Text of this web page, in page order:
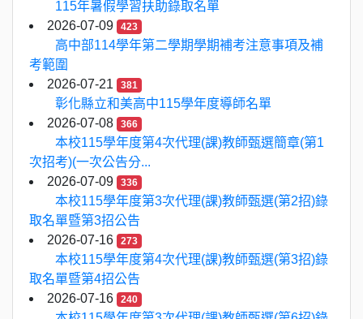
115年暑假學習扶助錄取名單
2026-07-09
423
高中部114學年第二學期學期補考注意事項及補
考範圍
2026-07-21
381
彰化縣立和美高中115學年度導師名單
2026-07-08
366
本校115學年度第4次代理(課)教師甄選簡章(第1
次招考)(一次公告分...
2026-07-09
336
本校115學年度第3次代理(課)教師甄選(第2招)錄
取名單暨第3招公告
2026-07-16
273
本校115學年度第4次代理(課)教師甄選(第3招)錄
取名單暨第4招公告
2026-07-16
240